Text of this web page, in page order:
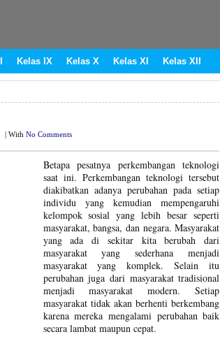
Kelas IX Kelas X Kelas XI Kelas XII
With No Comments
Betapa pesatnya perkembangan teknologi
saat ini. Perkembangan teknologi tersebut
diakibatkan adanya perubahan pada setiap
individu yang kemudian mempengaruhi
kelompok sosial yang lebih besar seperti
masyarakat, bangsa, dan negara. Masyarakat
yang ada di sekitar kita berubah dari
masyarakat yang sederhana menjadi
masyarakat yang komplek. Selain itu
perubahan juga dari masyarakat tradisional
menjadi masyarakat modern. Setiap
masyarakat tidak akan berhenti berkembang
karena mereka mengalami perubahan baik
secara lambat maupun cepat.